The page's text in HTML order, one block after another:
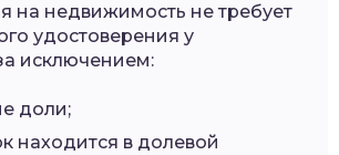
на недвижимость не требует
удостоверения у
исключением:
доли;
находится в долевой